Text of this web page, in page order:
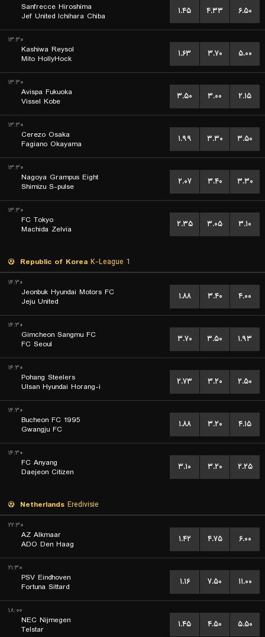
Sanfrecce Hiroshima
Jef United Ichihara Chiba
۱.۴۵ ۴.۳۳ ۶.۵۰
۱۳:۳۰
Kashiwa Reysol
Mito HollyHock
۱.۶۳ ۳.۷۰ ۵.۰۰
۱۳:۳۰
Avispa Fukuoka
Vissel Kobe
۳.۵۰ ۳.۰۰ ۲.۱۵
۱۳:۳۰
Cerezo Osaka
Fagiano Okayama
۱.۹۹ ۳.۳۰ ۳.۵۰
۱۳:۳۰
Nagoya Grampus Eight
Shimizu S-pulse
۲.۰۷ ۳.۴۰ ۳.۳۰
۱۳:۳۰
FC Tokyo
Machida Zelvia
۲.۳۵ ۳.۰۵ ۳.۱۰
Republic of Korea K-League 1
۱۴:۳۰
Jeonbuk Hyundai Motors FC
Jeju United
۱.۸۸ ۳.۴۰ ۴.۰۰
۱۴:۳۰
Gimcheon Sangmu FC
FC Seoul
۳.۷۰ ۳.۵۰ ۱.۹۳
۱۴:۳۰
Pohang Steelers
Ulsan Hyundai Horang-i
۲.۷۳ ۳.۲۰ ۲.۵۰
۱۴:۳۰
Bucheon FC 1995
Gwangju FC
۱.۸۸ ۳.۲۰ ۴.۱۵
۱۴:۳۰
FC Anyang
Daejeon Citizen
۳.۱۰ ۳.۲۰ ۲.۲۵
Netherlands Eredivisie
۲۲:۳۰
AZ Alkmaar
ADO Den Haag
۱.۴۲ ۴.۷۵ ۶.۰۰
۲۱:۳۰
PSV Eindhoven
Fortuna Sittard
۱.۱۶ ۷.۵۰ ۱۱.۰۰
۱۸:۰۰
NEC Nijmegen
Telstar
۱.۴۵ ۴.۵۰ ۵.۵۰